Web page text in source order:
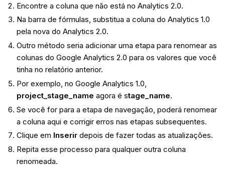
Encontre a coluna que não está no Analytics 2.0.
Na barra de fórmulas, substitua a coluna do Analytics 1.0
pela nova do Analytics 2.0.
Outro método seria adicionar uma etapa para renomear as
colunas do Google Analytics 2.0 para os valores que você
tinha no relatório anterior.
Por exemplo, no Google Analytics 1.0,
project_stage_name agora é stage_name.
Se você for para a etapa de navegação, poderá renomear
a coluna aqui e corrigir erros nas etapas subsequentes.
Clique em Inserirdepois de fazer todas as atualizações.
Repita esse processo para qualquer outra coluna
renomeada.